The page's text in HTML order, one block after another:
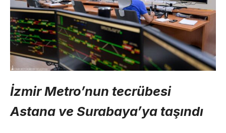
İzmir Metro’nun tecrübesi
Astana ve Surabaya’ya taşındı